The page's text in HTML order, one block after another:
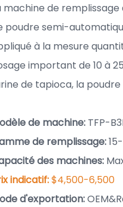
machine de
poudre semi-
à la mesure
important de 10 à
de tapioca, la
de machine: TFP-
de remplissage:
des machines:
​​indicatif:$4,500-6,500
d'exportation: